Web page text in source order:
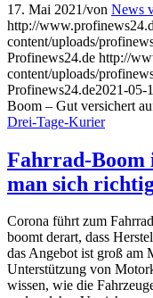
17. Mai 2021/von News
http://
content/uploads/
Profinews24.de http://
content/uploads/
Profinews24.de2021-05-
Boom – Gut versichert
Drei-Tage-Kurier
Fahrrad-Boom
man sich
Corona führt zum
boomt derart, dass
das Angebot ist groß am
Unterstützung von
wissen, wie die